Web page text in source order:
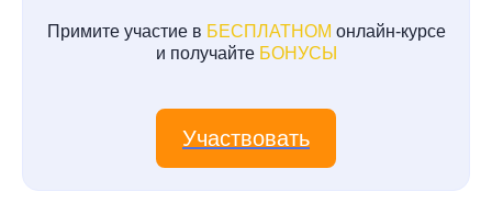
Примите участие в БЕСПЛАТНОМ онлайн-курсе
и получайте БОНУСЫ
Участвовать